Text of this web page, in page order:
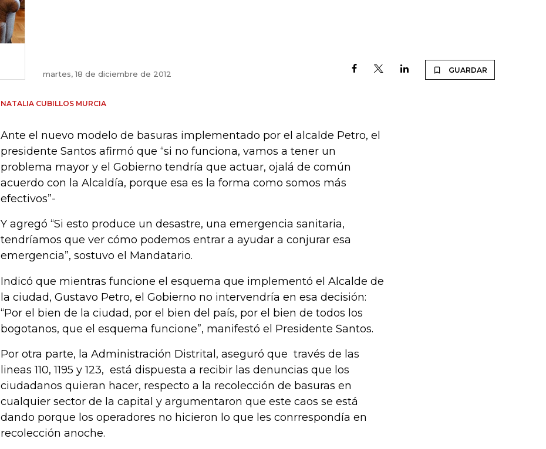
martes, 18 de diciembre de 2012 GUARDAR
NATALIA CUBILLOS MURCIA
Ante el nuevo modelo de basuras implementado por el alcalde Petro, el
presidente Santos afirmó que “si no funciona, vamos a tener un
problema mayor y el Gobierno tendría que actuar, ojalá de común
acuerdo con la Alcaldía, porque esa es la forma como somos más
efectivos”-
Y agregó “Si esto produce un desastre, una emergencia sanitaria,
tendríamos que ver cómo podemos entrar a ayudar a conjurar esa
emergencia”, sostuvo el Mandatario.
Indicó que mientras funcione el esquema que implementó el Alcalde de
la ciudad, Gustavo Petro, el Gobierno no intervendría en esa decisión:
“Por el bien de la ciudad, por el bien del país, por el bien de todos los
bogotanos, que el esquema funcione”, manifestó el Presidente Santos.
Por otra parte, la Administración Distrital, aseguró que través de las
lineas 110, 1195 y 123, está dispuesta a recibir las denuncias que los
ciudadanos quieran hacer, respecto a la recolección de basuras en
cualquier sector de la capital y argumentaron que este caos se está
dando porque los operadores no hicieron lo que les conrrespondía en
recolección anoche.